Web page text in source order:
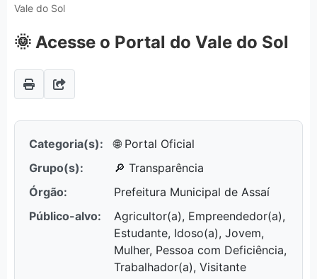
Vale do Sol
🌞 Acesse o Portal do Vale do Sol
Categoria(s):
🌐 Portal Oficial
Grupo(s):
🔎 Transparência
Órgão:
Prefeitura Municipal de Assaí
Público-alvo:
Agricultor(a), Empreendedor(a),
Estudante, Idoso(a), Jovem,
Mulher, Pessoa com Deficiência,
Trabalhador(a), Visitante